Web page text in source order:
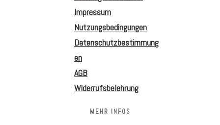
Impressum
Nutzungsbedingungen
Datenschutzbestimmung
en
AGB
Widerrufsbelehrung
MEHR INFOS